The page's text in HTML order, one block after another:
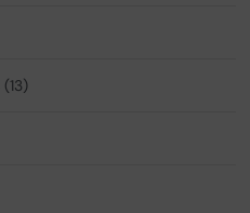
(13)